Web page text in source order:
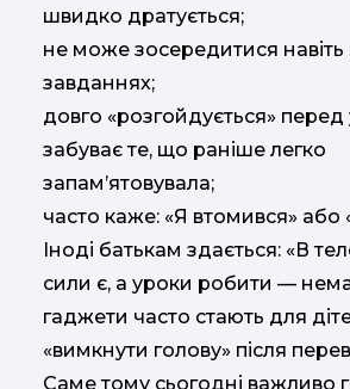
швидко дратується;
не може зосередитися навіть
завданнях;
довго «розгойдується»
забуває те, що раніше легко
запам’ятовувала;
часто каже: «Я втомився»
Іноді батькам здається: «В
сили є, а уроки робити —
гаджети часто стають для
«вимкнути голову» після
Саме тому сьогодні важливо